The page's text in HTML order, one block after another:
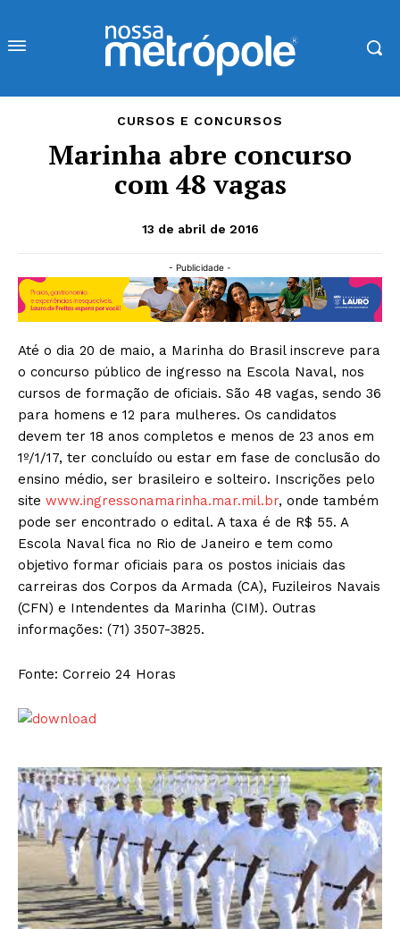
CURSOS E CONCURSOS
Marinha abre concurso
com 48 vagas
13 de abril de 2016
- Publicidade -
Até o dia 20 de maio, a Marinha do Brasil inscreve para
o concurso público de ingresso na Escola Naval, nos
cursos de formação de oficiais. São 48 vagas, sendo 36
para homens e 12 para mulheres. Os candidatos
devem ter 18 anos completos e menos de 23 anos em
1º/1/17, ter concluído ou estar em fase de conclusão do
ensino médio, ser brasileiro e solteiro. Inscrições pelo
site www.ingressonamarinha.mar.mil.br, onde também
pode ser encontrado o edital. A taxa é de R$ 55. A
Escola Naval fica no Rio de Janeiro e tem como
objetivo formar oficiais para os postos iniciais das
carreiras dos Corpos da Armada (CA), Fuzileiros Navais
(CFN) e Intendentes da Marinha (CIM). Outras
informações: (71) 3507-3825.
Fonte: Correio 24 Horas